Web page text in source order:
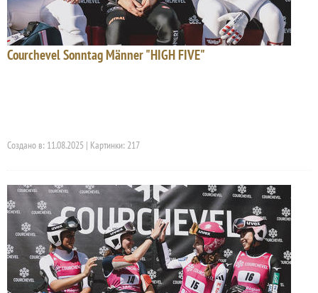
Courchevel Sonntag Männer "HIGH FIVE"
Создано в: 11.08.2025 | Картинки: 217